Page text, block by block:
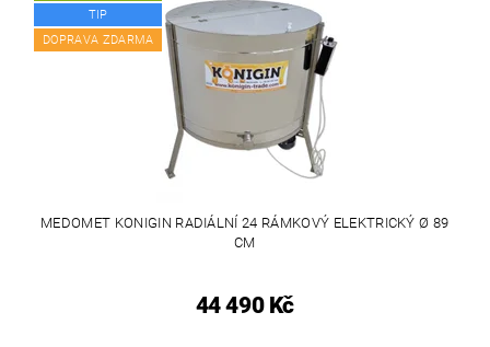
TIP
DOPRAVA ZDARMA
MEDOMET KONIGIN RADIÁLNÍ 24 RÁMKOVÝ ELEKTRICKÝ Ø 89
CM
44 490 Kč